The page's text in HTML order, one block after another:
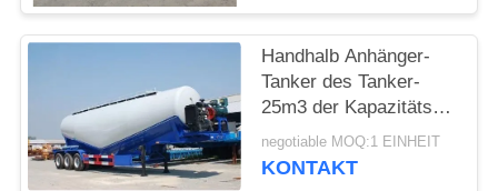
Handhalb Anhänger-
Tanker des Tanker-
25m3 der Kapazitäts-
zweite für Bau
negotiable MOQ:1 EINHEIT
KONTAKT